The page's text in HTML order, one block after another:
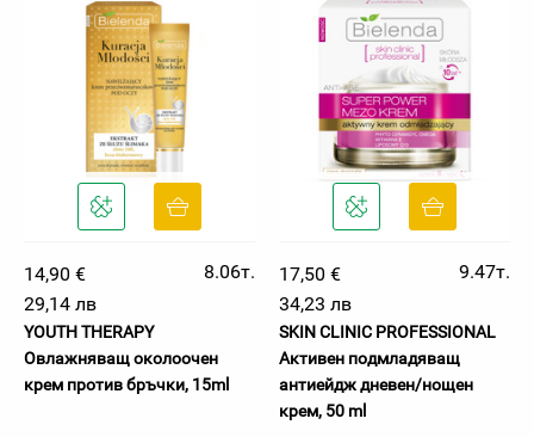
14,90 €
8.06т.
29,14 лв
YOUTH THERAPY
Овлажняващ околоочен
крем против бръчки, 15ml
17,50 €
9.47т.
34,23 лв
SKIN CLINIC PROFESSIONAL
Активен подмладяващ
антиейдж дневен/нощен
крем, 50 ml